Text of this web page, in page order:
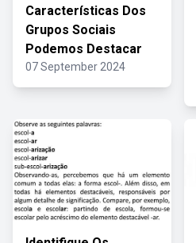
Características Dos
Grupos Sociais
Podemos Destacar
07 September 2024